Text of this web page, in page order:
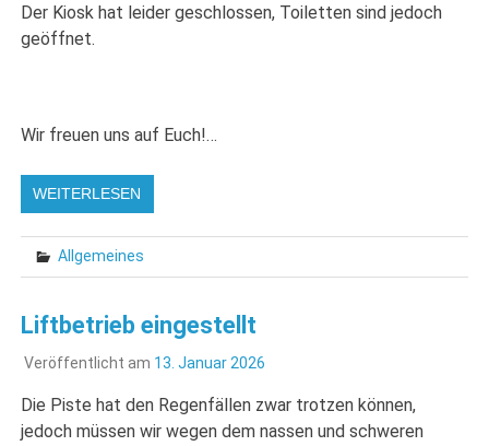
Der Kiosk hat leider geschlossen, Toiletten sind jedoch
geöffnet.
Wir freuen uns auf Euch!…
WEITERLESEN
Allgemeines
Liftbetrieb eingestellt
Veröffentlicht am 13. Januar 2026
Die Piste hat den Regenfällen zwar trotzen können,
jedoch müssen wir wegen dem nassen und schweren